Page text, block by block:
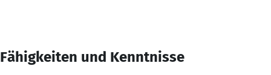
Fähigkeiten und Kenntnisse